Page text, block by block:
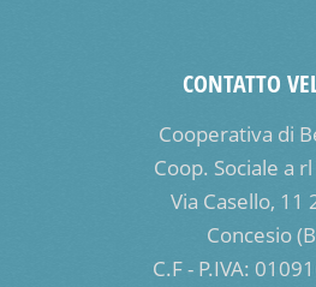
CONTATTO
Cooperativa di
Coop. Sociale a
Via Casello, 11
Concesio
C.F - P.IVA: